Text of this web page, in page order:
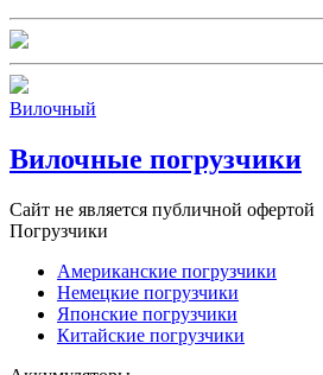
Вилочный
Вилочные погрузчики
Сайт не является публичной офертой
Погрузчики
Американские погрузчики
Немецкие погрузчики
Японские погрузчики
Китайские погрузчики